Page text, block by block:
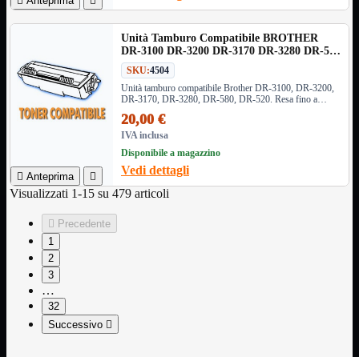
Misurazione
Nastro
Saldatura
Spray
Taglio
Utensili
Assemblaggio
Mostra tutti i prodotti
Basette
Binari Hard Disk
Fascette
Guaina Termorestringente
Pasta Termica
Staffa
 Anteprima 
Unità Tamburo Compatibile BROTHER
DR-3100 DR-3200 DR-3170 DR-3280 DR-580
DR-520 (Drum Unit)
SKU:4504
Unità tamburo compatibile Brother DR-3100, DR-3200,
DR-3170, DR-3280, DR-580, DR-520. Resa fino a
stampanti Brother.
20,00 €
IVA inclusa
Disponibile a magazzino
Vedi dettagli
Visualizzati 1-15 su 479 articoli
 Precedente
1
2
3
…
32
Successivo 